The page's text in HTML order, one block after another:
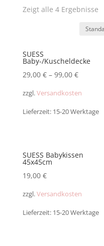
Zeigt alle 4 Ergebnisse
SUESS
Baby-/Kuscheldecke
29,00 €– 99,00 €
zzgl.Versandkosten
Lieferzeit: 15-20 Werktage
SUESS Babykissen
45x45cm
19,00 €
zzgl.Versandkosten
Lieferzeit: 15-20 Werktage